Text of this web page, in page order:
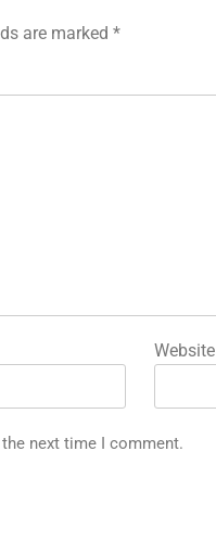
are marked *
Website
next time I comment.